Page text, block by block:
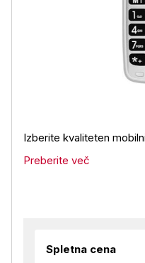
Izberite kvaliteten
Preberite več
Spletna cena